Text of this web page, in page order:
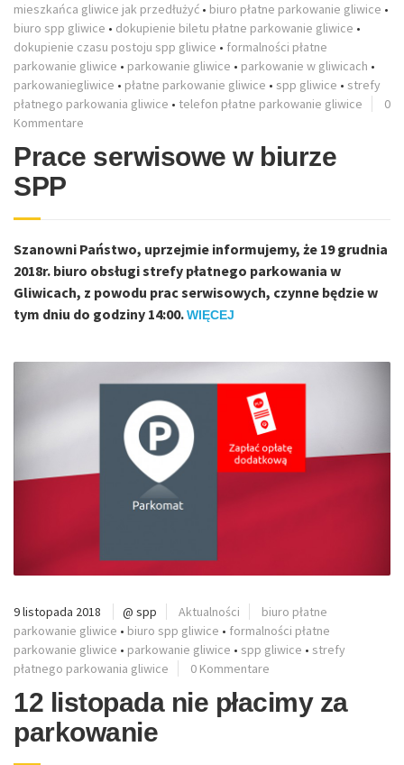
mieszkańca gliwice jak przedłużyć • biuro płatne parkowanie gliwice •
biuro spp gliwice • dokupienie biletu płatne parkowanie gliwice •
dokupienie czasu postoju spp gliwice • formalności płatne
parkowanie gliwice • parkowanie gliwice • parkowanie w gliwicach •
parkowaniegliwice • płatne parkowanie gliwice • spp gliwice • strefy
płatnego parkowania gliwice • telefon płatne parkowanie gliwice
0
Kommentare
Prace serwisowe w biurze
SPP
Szanowni Państwo, uprzejmie informujemy, że 19 grudnia
2018r. biuro obsługi strefy płatnego parkowania w
Gliwicach, z powodu prac serwisowych, czynne będzie w
tym dniu do godziny 14:00.WIĘCEJ
9 listopada 2018 @ spp Aktualności
biuro płatne
parkowanie gliwice • biuro spp gliwice • formalności płatne
parkowanie gliwice • parkowanie gliwice • spp gliwice • strefy
płatnego parkowania gliwice
0 Kommentare
12 listopada nie płacimy za
parkowanie